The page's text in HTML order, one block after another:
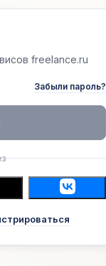
freelance.ru
Забыли пароль?